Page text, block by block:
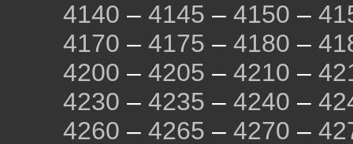
4140 – 4145 – 4150 –
4170 – 4175 – 4180 –
4200 – 4205 – 4210 –
4230 – 4235 – 4240 –
4260 – 4265 – 4270 –